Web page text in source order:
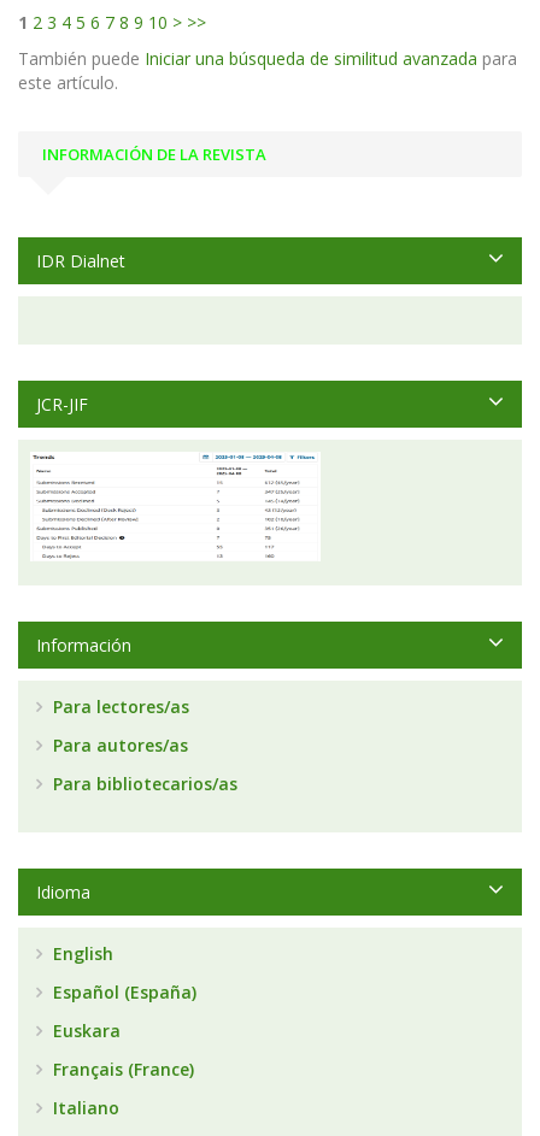
1 2 3 4 5 6 7 8 9 10 > >>
También puede Iniciar una búsqueda de similitud avanzada para
este artículo.
INFORMACIÓN DE LA REVISTA
IDR Dialnet
JCR-JIF
Información
Para lectores/as
Para autores/as
Para bibliotecarios/as
Idioma
English
Español (España)
Euskara
Français (France)
Italiano